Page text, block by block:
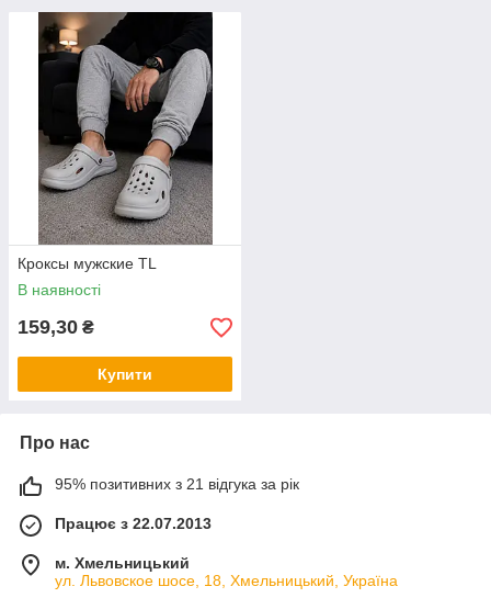
Кроксы мужские TL
В наявності
159,30 ₴
Купити
Про нас
95% позитивних з 21 відгука за рік
Працює з 22.07.2013
м. Хмельницький
ул. Львовское шосе, 18, Хмельницький, Україна